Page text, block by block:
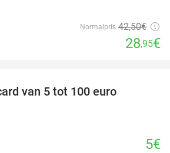
Normalpris 42,50€
28,95€
van 5 tot 100 euro
5€